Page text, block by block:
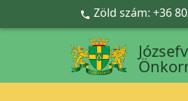
Ugrás a fő tartalomra
 Zöld szám: +36